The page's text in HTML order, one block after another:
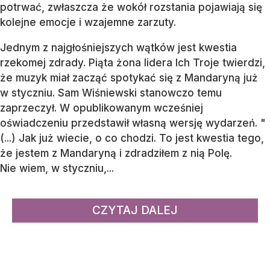
potrwać, zwłaszcza że wokół rozstania pojawiają się
kolejne emocje i wzajemne zarzuty.
Jednym z najgłośniejszych wątków jest kwestia
rzekomej zdrady. Piąta żona lidera Ich Troje twierdzi,
że muzyk miał zacząć spotykać się z Mandaryną już
w styczniu. Sam Wiśniewski stanowczo temu
zaprzeczył. W opublikowanym wcześniej
oświadczeniu przedstawił własną wersję wydarzeń. "
(...) Jak już wiecie, o co chodzi. To jest kwestia tego,
że jestem z Mandaryną i zdradziłem z nią Polę.
Nie wiem, w styczniu,...
CZYTAJ DALEJ